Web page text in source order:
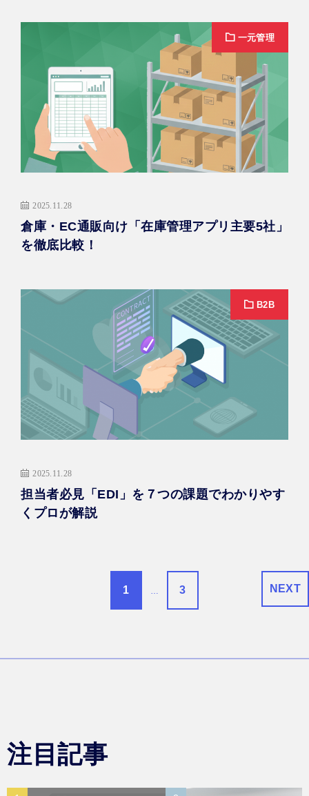
一元管理
2025.11.28
倉庫・EC通販向け「在庫管理アプリ主要5社」
を徹底比較！
B2B
2025.11.28
担当者必見「EDI」を７つの課題でわかりやす
くプロが解説
1 3 NEXT
注目記事